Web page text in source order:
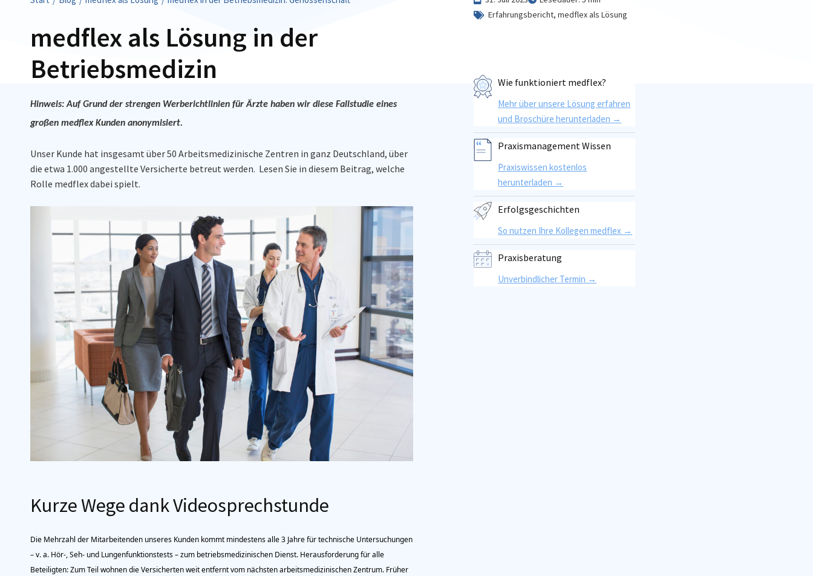
medflex als Lösung in der
Betriebsmedizin
Hinweis: Auf Grund der strengen Werberichtlinien für Ärzte haben wir diese Fallstudie eines
großen medflex Kunden anonymisiert.
Unser Kunde hat insgesamt über 50 Arbeitsmedizinische Zentren in ganz Deutschland, über
die etwa 1.000 angestellte Versicherte betreut werden. Lesen Sie in diesem Beitrag, welche
Rolle medflex dabei spielt.
Kurze Wege dank Videosprechstunde
Die Mehrzahl der Mitarbeitenden unseres Kunden kommt mindestens alle 3 Jahre für technische Untersuchungen
– v. a. Hör-, Seh- und Lungenfunktionstests – zum betriebsmedizinischen Dienst. Herausforderung für alle
Beteiligten: Zum Teil wohnen die Versicherten weit entfernt vom nächsten arbeitsmedizinischen Zentrum. Früher
Erfahrungsbericht,medflex als Lösung
Wie funktioniert medflex?
Mehr über unsere Lösung erfahren
und Broschüre herunterladen →
Praxismanagement Wissen
Praxiswissen kostenlos
herunterladen →
Erfolgsgeschichten
So nutzen Ihre Kollegen medflex →
Praxisberatung
Unverbindlicher Termin →